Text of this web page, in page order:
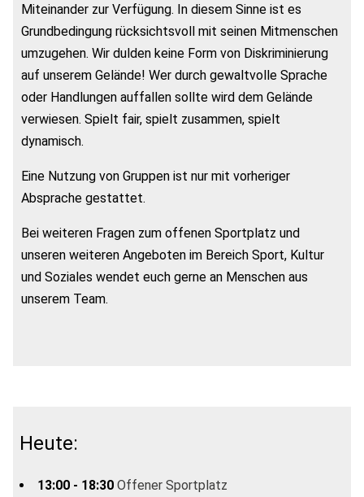
Miteinander zur Verfügung. In diesem Sinne ist es
Grundbedingung rücksichtsvoll mit seinen Mitmenschen
umzugehen. Wir dulden keine Form von Diskriminierung
auf unserem Gelände! Wer durch gewaltvolle Sprache
oder Handlungen auffallen sollte wird dem Gelände
verwiesen. Spielt fair, spielt zusammen, spielt
dynamisch.
Eine Nutzung von Gruppen ist nur mit vorheriger
Absprache gestattet.
Bei weiteren Fragen zum offenen Sportplatz und
unseren weiteren Angeboten im Bereich Sport, Kultur
und Soziales wendet euch gerne an Menschen aus
unserem Team.
Heute:
13:00 - 18:30 Offener Sportplatz